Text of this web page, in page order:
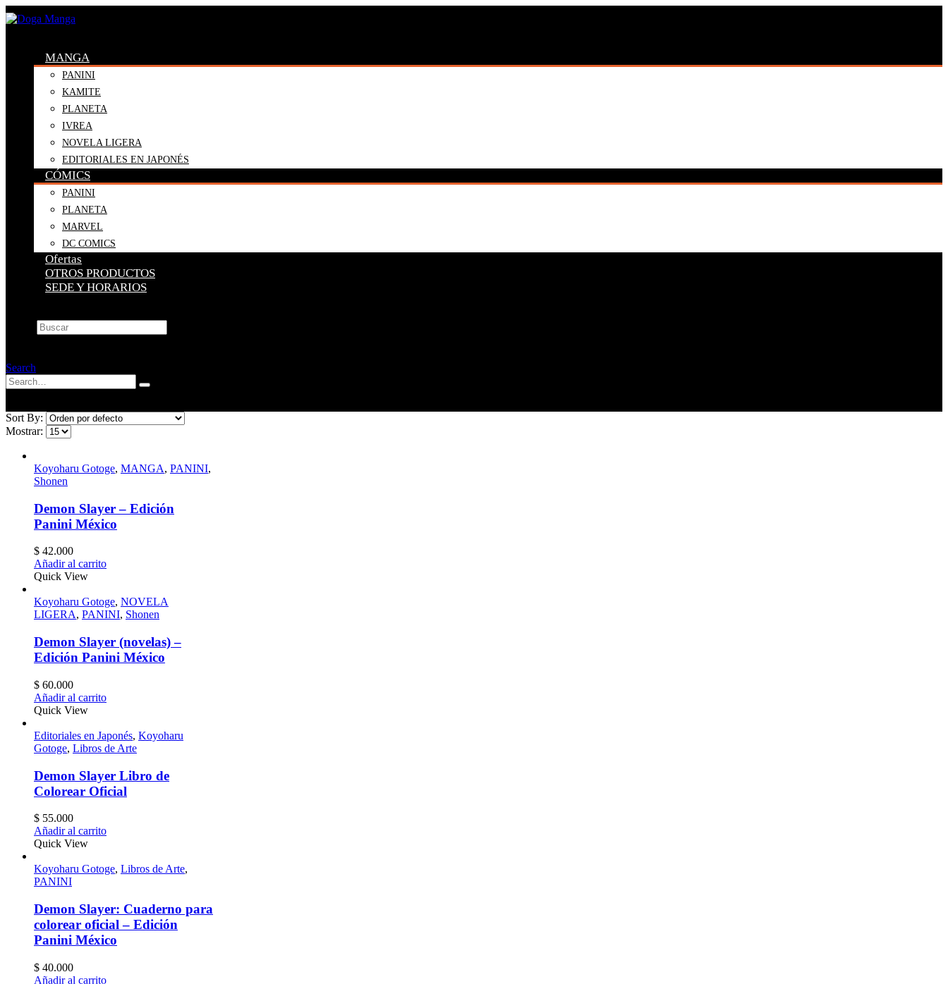
MANGA
PANINI
KAMITE
PLANETA
IVREA
NOVELA LIGERA
EDITORIALES EN JAPONÉS
CÓMICS
PANINI
PLANETA
MARVEL
DC COMICS
Ofertas
OTROS PRODUCTOS
SEDE Y HORARIOS
Search
Sort By:
Mostrar:
Koyoharu Gotoge, MANGA, PANINI,
Shonen
Demon Slayer – Edición
Panini México
$ 42.000
Añadir al carrito
Quick View
Koyoharu Gotoge, NOVELA
LIGERA, PANINI, Shonen
Demon Slayer (novelas) –
Edición Panini México
$ 60.000
Añadir al carrito
Quick View
Editoriales en Japonés, Koyoharu
Gotoge, Libros de Arte
Demon Slayer Libro de
Colorear Oficial
$ 55.000
Añadir al carrito
Quick View
Koyoharu Gotoge, Libros de Arte,
PANINI
Demon Slayer: Cuaderno para
colorear oficial – Edición
Panini México
$ 40.000
Añadir al carrito